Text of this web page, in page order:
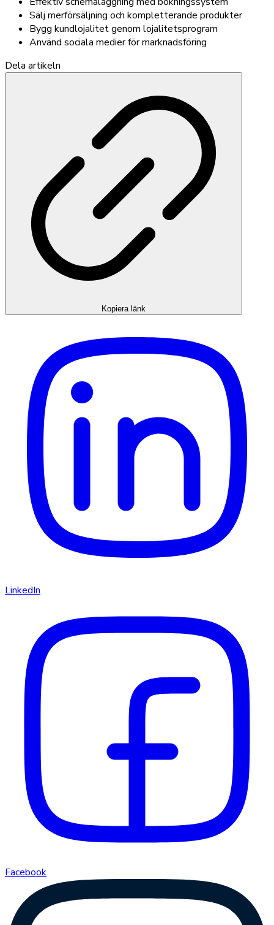
Sälj merförsäljning och kompletterande produkter
Bygg kundlojalitet genom lojalitetsprogram
Använd sociala medier för marknadsföring
Dela artikeln
Kopiera länk
LinkedIn
Facebook